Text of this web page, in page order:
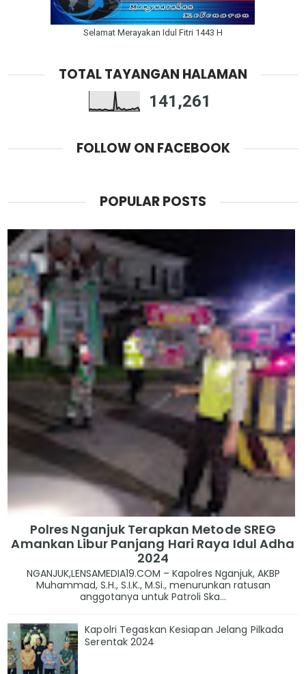
Selamat Merayakan Idul Fitri 1443 H
TOTAL TAYANGAN HALAMAN
141,261
FOLLOW ON FACEBOOK
POPULAR POSTS
Polres Nganjuk Terapkan Metode SREG
Amankan Libur Panjang Hari Raya Idul Adha
2024
NGANJUK,LENSAMEDIA19.COM – Kapolres Nganjuk, AKBP
Muhammad, S.H., S.I.K., M.Si., menurunkan ratusan
anggotanya untuk Patroli Ska...
Kapolri Tegaskan Kesiapan Jelang Pilkada
Serentak 2024